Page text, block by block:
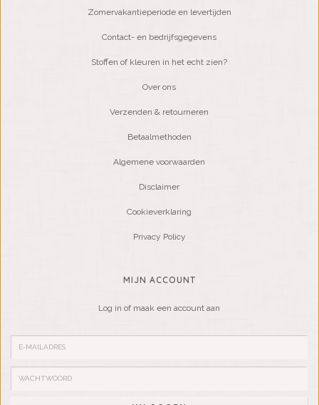
Zomervakantieperiode en levertijden
Contact- en bedrijfsgegevens
Stoffen of kleuren in het echt zien?
Over ons
Verzenden & retourneren
Betaalmethoden
Algemene voorwaarden
Disclaimer
Cookieverklaring
Privacy Policy
MIJN ACCOUNT
Log in of maak een account aan